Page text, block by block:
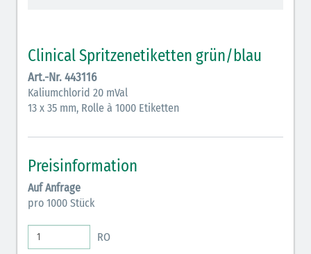
schraffiert)
Anticholinergika (hellgrün)
Cholinergika (hellgrün schraffiert): DIVI 2012
Antiemetika (salmon)
Verschiedene Medikamente (weiß)
Antikoagulantien (hellgrau/weiß mit schwarzem
Rahmen)
Koagulantien (hellgrau/weiß schwarz schraffierterm
Clinical Spritzenetiketten grün/blau
Art.-Nr. 443116
Kaliumchlorid 20 mVal
13 x 35 mm, Rolle à 1000 Etiketten
Preisinformation
Auf Anfrage
pro 1000 Stück
RO